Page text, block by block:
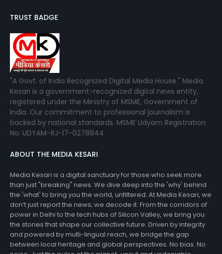
TRUST BADGE
"A Govt. of India Recognized Digital Media House." Media
Kesari is a government-recognized digital news entity,
registered under the Ministry of MSME, Government of
India. Our commitment to professional journalism is
backed by national standards. MSME Udyam Registration
No: UDYAM-RJ-17-0278844
ABOUT THE MEDIA KESARI
Media Kesari is a digital sanctuary for those who seek more
than just "breaking" news. We dive deep into the 'why' behind
the 'what' to bring you the world, unfiltered. At Media Kesari, we
don’t just report the news; we decode it. From the corridors of
power in Delhi to the tech hubs of Silicon Valley, we bring you
the stories that shape our collective future. Driven by integrity
and powered by multi-lingual reach, we bridge the gap
between local heritage and global perspectives. No bias. No